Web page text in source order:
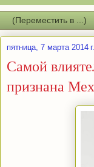
пятница, 7 марта 2014 г.
Самой
признана